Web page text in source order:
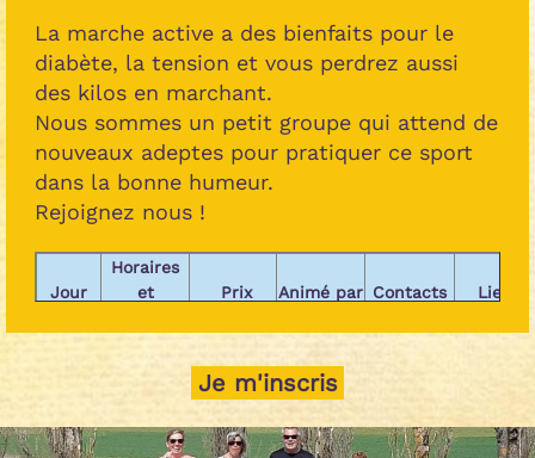
La marche active a des bienfaits pour le
diabète, la tension et vous perdrez aussi
des kilos en marchant.
Nous sommes un petit groupe qui attend de
nouveaux adeptes pour pratiquer ce sport
dans la bonne humeur.
Rejoignez nous !
Jour
Horaires
et
Prix Animé par Contacts Lieu
Cotisation
annuelle
Patricia
BLANCHE-
de-Vaulx
Je m'inscris